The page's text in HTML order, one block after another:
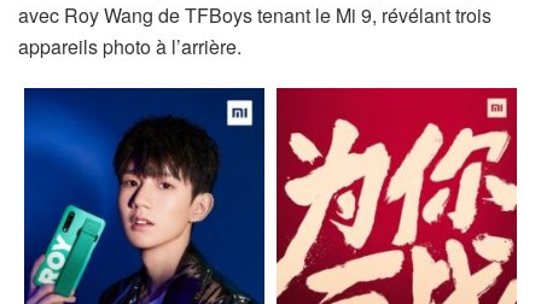
avec Roy Wang de TFBoys tenant le Mi 9, révélant trois
appareils photo à l’arrière.